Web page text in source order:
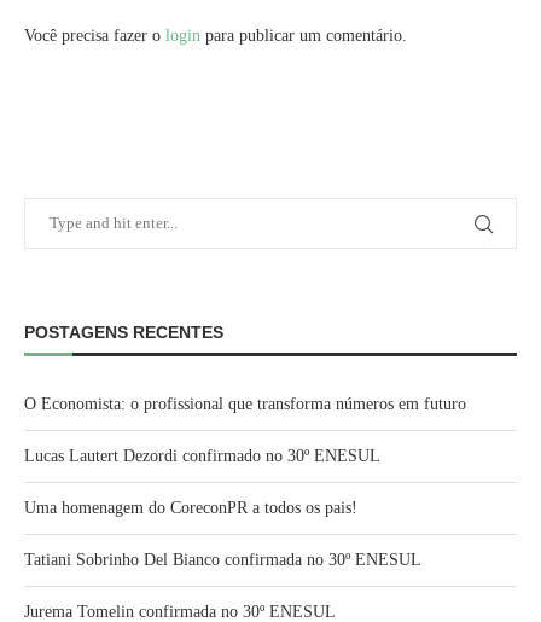
Você precisa fazer o login para publicar um comentário.
POSTAGENS RECENTES
O Economista: o profissional que transforma números em futuro
Lucas Lautert Dezordi confirmado no 30º ENESUL
Uma homenagem do CoreconPR a todos os pais!
Tatiani Sobrinho Del Bianco confirmada no 30º ENESUL
Jurema Tomelin confirmada no 30º ENESUL